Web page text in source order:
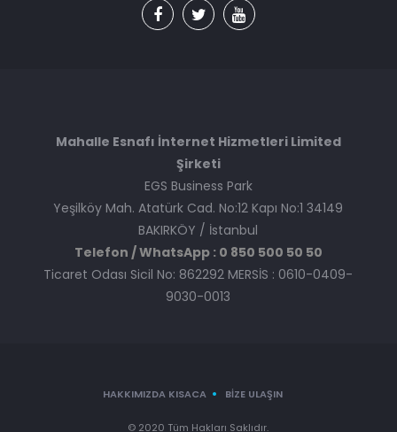
Mahalle Esnafı İnternet Hizmetleri Limited
Şirketi
EGS Business Park
Yeşilköy Mah. Atatürk Cad. No:12 Kapı No:1 34149
BAKIRKÖY / İstanbul
Telefon / WhatsApp : 0 850 500 50 50
Ticaret Odası Sicil No: 862292 MERSİS : 0610-0409-
9030-0013
HAKKIMIZDA KISACA BIZE ULAŞIN
© 2020 Tüm Hakları Saklıdır.